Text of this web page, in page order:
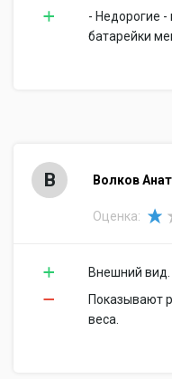
- Недорогие -
батарейки
В Волков
Оценка:
Внешний вид.
Показывают
веса.